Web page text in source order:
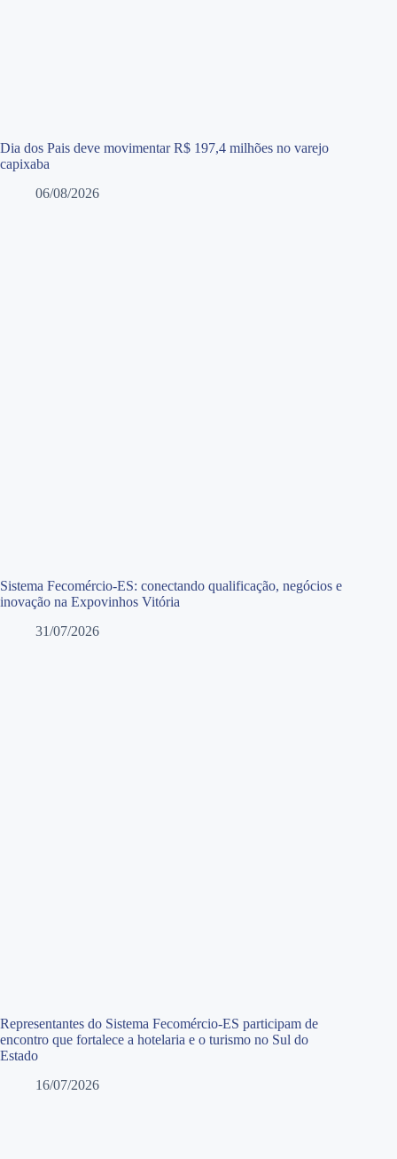
Dia dos Pais deve movimentar R$ 197,4 milhões no varejo
capixaba
06/08/2026
Sistema Fecomércio-ES: conectando qualificação, negócios e
inovação na Expovinhos Vitória
31/07/2026
Representantes do Sistema Fecomércio-ES participam de
encontro que fortalece a hotelaria e o turismo no Sul do
Estado
16/07/2026